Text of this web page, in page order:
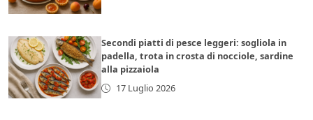
Secondi piatti di pesce leggeri: sogliola in
padella, trota in crosta di nocciole, sardine
alla pizzaiola
17 Luglio 2026